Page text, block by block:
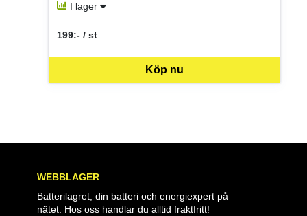
I lager
Köp nu
199:- / st
SEK per ST
WEBBLAGER
Batterilagret, din batteri och energiexpert på
nätet. Hos oss handlar du alltid fraktfritt!